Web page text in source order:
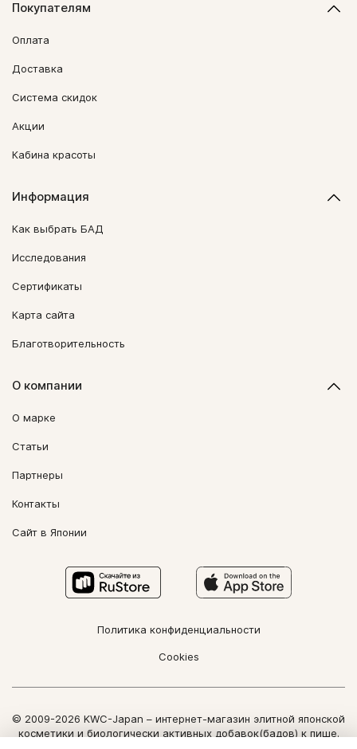
Покупателям
Оплата
Доставка
Система скидок
Акции
Кабина красоты
Информация
Как выбрать БАД
Исследования
Сертификаты
Карта сайта
Благотворительность
О компании
О марке
Статьи
Партнеры
Контакты
Сайт в Японии
Политика конфиденциальности
Cookies
© 2009-2026 KWC-Japan – интернет-магазин элитной японской
косметики и биологически активных добавок(бадов) к пище.